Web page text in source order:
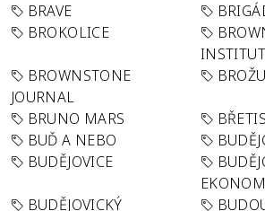
BRAVE
BROKOLICE
BROWNSTONE
JOURNAL
BRUNO MARS
BUĎ A NEBO
BUDĚJOVICE
BUDĚJOVICKÝ